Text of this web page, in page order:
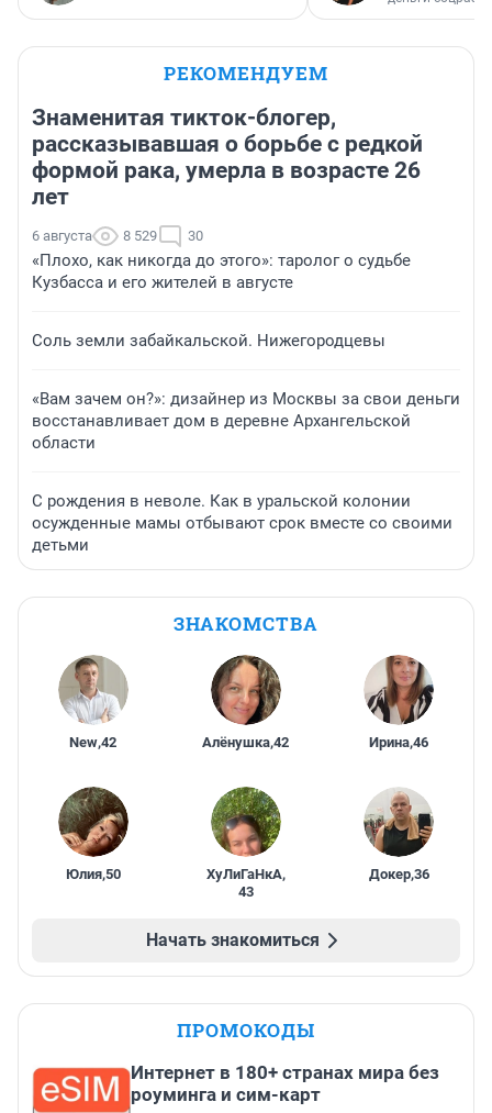
РЕКОМЕНДУЕМ
Знаменитая тикток-блогер,
рассказывавшая о борьбе с редкой
формой рака, умерла в возрасте 26
лет
6 августа 8 529 30
«Плохо, как никогда до этого»: таролог о судьбе
Кузбасса и его жителей в августе
Соль земли забайкальской. Нижегородцевы
«Вам зачем он?»: дизайнер из Москвы за свои деньги
восстанавливает дом в деревне Архангельской
области
С рождения в неволе. Как в уральской колонии
осужденные мамы отбывают срок вместе со своими
детьми
ЗНАКОМСТВА
New,42 Алёнушка,42 Ирина,46
Юлия,50 ХуЛиГаНкА,
43
Докер,36
Начать знакомиться
ПРОМОКОДЫ
Интернет в 180+ странах мира без
роуминга и сим-карт